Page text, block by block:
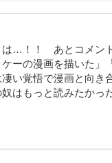
は…！！ あとコメン
ーの漫画を描いた」
い覚悟で漫画と向き
はもっと読みたかっ